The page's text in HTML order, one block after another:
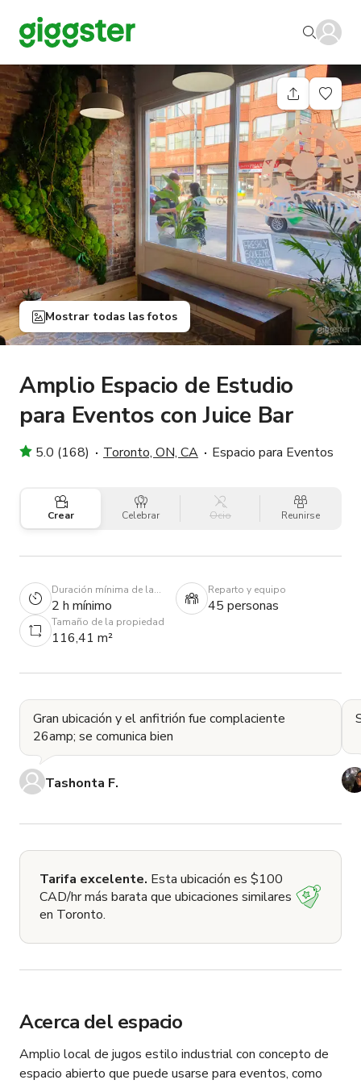
Mostrar todas las fotos
Amplio Espacio de Estudio
para Eventos con Juice Bar
5.0 (168) Toronto, ON, CA Espacio para Eventos
Crear Celebrar Ocio Reunirse
Duración mínima de la
reserva
2 h mínimo
Reparto y equipo
45 personas
Tamaño de la propiedad
116,41 m²
Gran ubicación y el anfitrión fue complaciente
26amp; se comunica bien
Tashonta F.
Tarifa excelente. Esta ubicación es $100
CAD/hr más barata que ubicaciones similares
en Toronto.
Acerca del espacio
Amplio local de jugos estilo industrial con concepto de
espacio abierto que puede usarse para eventos, como